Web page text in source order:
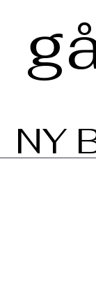
NY